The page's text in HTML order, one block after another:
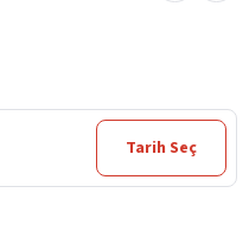
Tarih Seç